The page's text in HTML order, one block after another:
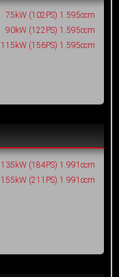
75kW (102PS) 1.595ccm
90kW (122PS) 1.595ccm
115kW (156PS) 1.595ccm
135kW (184PS) 1.991ccm
155kW (211PS) 1.991ccm